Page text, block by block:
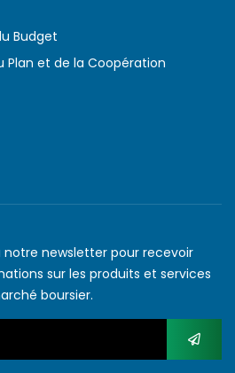
Budget
Plan et de la Coopération
newsletter pour recevoir
sur les produits et services
boursier.